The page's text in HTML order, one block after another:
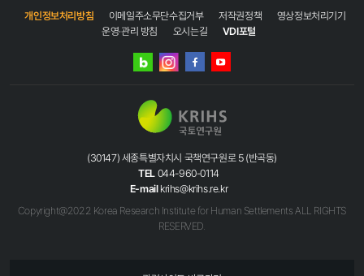
개인정보처리방침 이메일주소무단수집거부 저작권정책
영상정보처리기기
운영·관리 방침
오시는길 VDI포털
네이버
인스타그램
(30147) 세종특별자치시 국책연구원로 5 (반곡동)
TEL 044-960-0114
E-mail krihs@krihs.re.kr
Copyright@2022 Korea Research Institute for Human Settlements ALL RIGHTS
RESERVED.